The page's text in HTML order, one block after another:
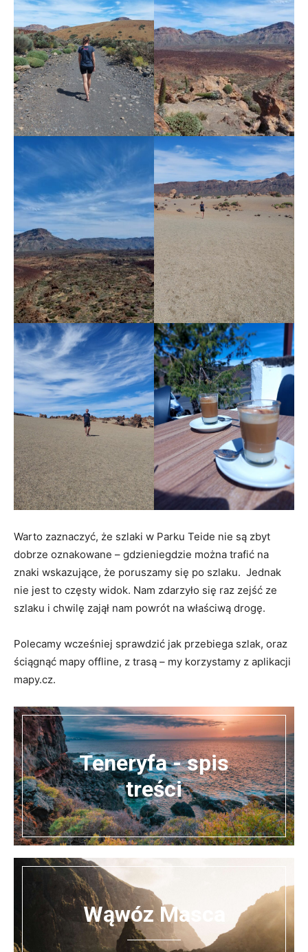
Warto zaznaczyć, że szlaki w Parku Teide nie są zbyt
dobrze oznakowane – gdzieniegdzie można trafić na
znaki wskazujące, że poruszamy się po szlaku. Jednak
nie jest to częsty widok. Nam zdarzyło się raz zejść ze
szlaku i chwilę zajął nam powrót na właściwą drogę.
Polecamy wcześniej sprawdzić jak przebiega szlak, oraz
ściągnąć mapy offline, z trasą – my korzystamy z aplikacji
mapy.cz.
Teneryfa - spis
treści
Wąwóz Masca